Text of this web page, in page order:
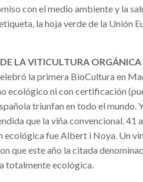
con el medio ambiente y la
la hoja verde de la Unión
LA VITICULTURA ORGÁNICA
la primera BioCultura en
ecológico ni con certificación
triunfan en todo el mundo.
que la viña convencional.
fue Albert i Noya. Un
que este año la citada
totalmente ecológica.